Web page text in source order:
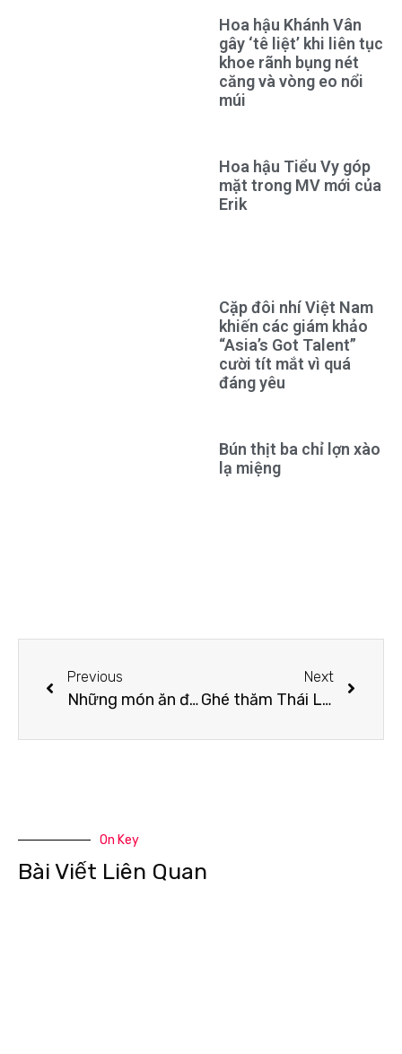
Hoa hậu Khánh Vân
gây ‘tê liệt’ khi liên tục
khoe rãnh bụng nét
căng và vòng eo nổi
múi
Hoa hậu Tiểu Vy góp
mặt trong MV mới của
Erik
Cặp đôi nhí Việt Nam
khiến các giám khảo
“Asia’s Got Talent”
cười tít mắt vì quá
đáng yêu
Bún thịt ba chỉ lợn xào
lạ miệng
Previous
Những món ăn đặc sản Hòa Bình
Next
Ghé thăm Thái Lan, đây chắc chắn là 10 điều bạn phải trải nghiệm
On Key
Bài Viết Liên Quan